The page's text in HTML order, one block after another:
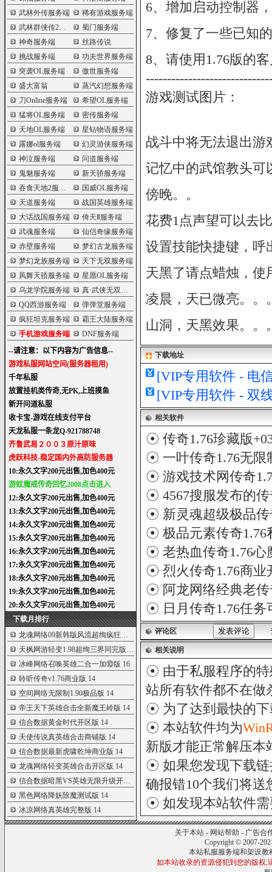
武林外传服务端
稀有游戏服务端
武林群侠传2服务端
蜀门服务端
神奇服务端
丝路传说
挑战服务端
功夫世界服务端
突袭OL服务端
傲世服务端
盛大富翁
蒸汽幻想服务端
刀Online服务端
希望OL服务端
猛将OL服务端
密传服务端
天地OL服务端
星钻物语服务端
露娜ol服务端
幻灵游侠服务端
神泣服务端
问道服务端
鬼魅服务端
新天骄服务端
吞食天地2服务端
国威OL服务端
天道服务端
战国英雄服务端
大话战国服务端
倚天Ⅱ服务端
武魂服务端
仙侣奇缘服务端
赤壁服务端
梦幻古龙服务端
梦幻龙族服务端
天下无双服务端
凤舞天骄服务端
星愿OL服务端
乌龙学院服务端
真·武侠无双服务端
QQ西游服务端
弹弹堂服务端
疯狂坦克服务端
霸王大陆服务端
手机游戏服务端
DNF服务端
下载月排行
龙魂网络09新韩版风流超绚疯狂加...
天枫网游轻变1.98超绚三界同完版...21
冰峰网络召唤英雄二合一加⑩版 16
聆听传奇v1.76商业版 14
空间网络无限制1.90极品版 14
帝王天下英雄合击全新魔王岭版 14
信合数据黄金时代开区版 14
天使传说真英雄合击商铺版 14
信合数据最新虎啸乾坤商业版 14
龙魂网络轻变英雄合击开区版 14
信合数据暗黑VS英雄无限升级开区...
黑色网络降妖除魔测试版 14
冰凉网络真英雄完整版 14
6、增加启动控制器
7、修复了一些已知
8、请使用1.76版的
游戏测试图片：
战斗中将无法退出游
记忆中的武馆教头可
傍晚。。
花费1点声望可以去
设置技能快捷键，呼
天黑了请点蜡烛，使
凌晨，天已微亮。。
山洞，天黑效果。。
下载地址
[VIP专用软件 - 电
[VIP专用软件 - 双
相关软件
☉ 传奇1.76珍藏版
☉ 一叶传奇1.76无限
☉ 游戏技术网传奇
☉ 4567搜服发布的
☉ 新灵魂超级极品
☉ 极品元素传奇1.76
☉ 老热血传奇1.76心
☉ 烈火传奇1.76商业
☉ 阿龙网络经典老
☉ 日月传奇1.76任
评论区
相关说明
☉ 由于私服程序的特
站所有软件都不在做
☉ 为了达到最快的
☉ 本站软件均为
新版才能正常解压本
☉ 如果您发现下载链
确报错10个我们将送
☉ 如发现本站软件
关于本站- 网站帮助 - 广告合
Copyright © 2007-
本站私服服务端和架设教
如本站收录的资源侵犯到您的版权,